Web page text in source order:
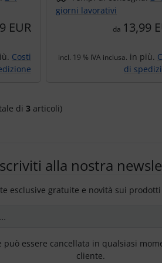
EUR
Costi
giorni lavorativi
da 13,99
incl. 19 % IVA inclusa. in più.
di
di 3 articoli)
alla nostra
esclusive gratuite e novità sui
può essere cancellata in qualsiasi
cliente.